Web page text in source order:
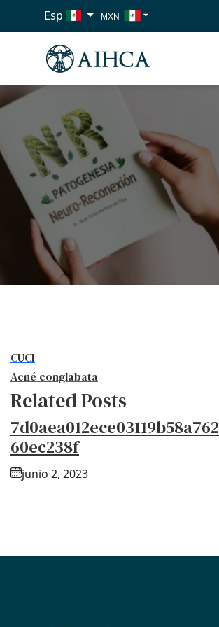
Esp MXN
EUR
CUCI
Acné conglabata
Related Posts
7d0aea012ece03119b58a762
60ec238f
junio 2, 2023